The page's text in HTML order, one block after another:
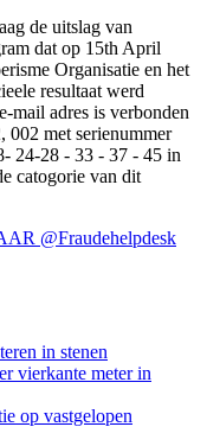
de uitslag van
dat op 15th April
Organisatie en het
resultaat werd
mail adres is verbonden
002 met serienummer
24-28 - 33 - 37 - 45 in
catogorie van dit
@Fraudehelpdesk
in stenen
vierkante meter in
op vastgelopen